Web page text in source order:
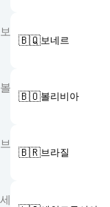
보
🇧🇶보네르
볼
🇧🇴볼리비아
브
🇧🇷브라질
세